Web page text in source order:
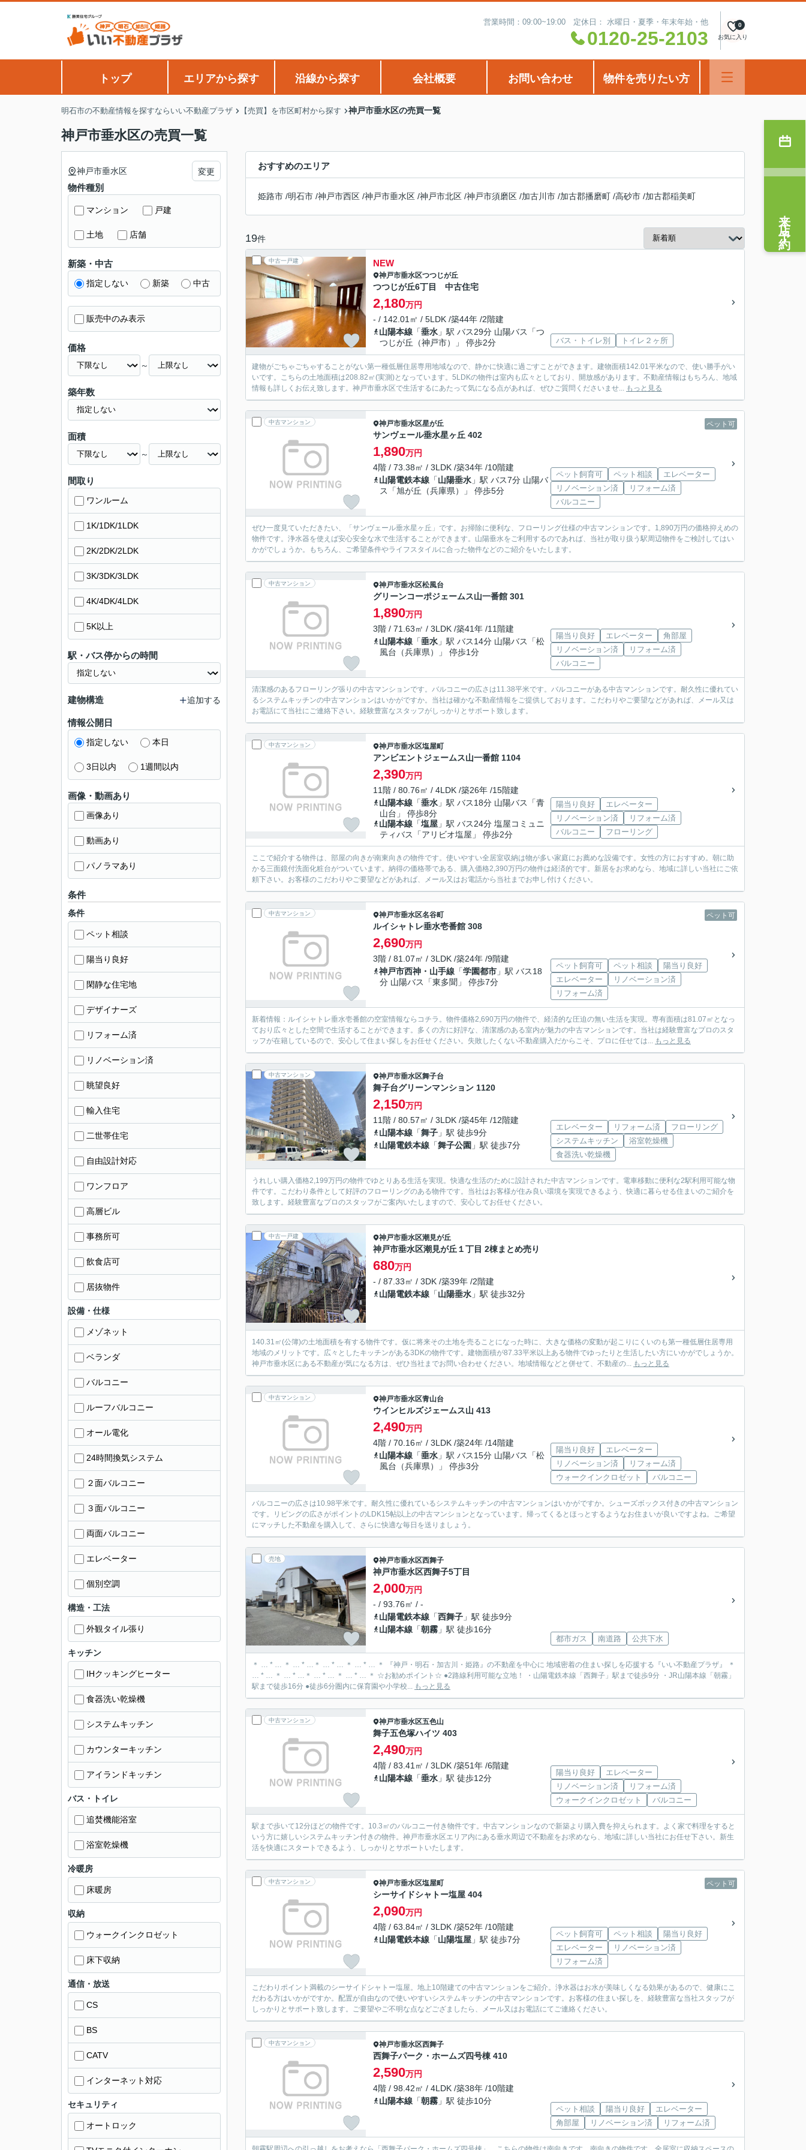
営業時間：09:00~19:00 定休日： 水曜日・夏季・年末年始・他
0120-25-2103 お気に入り
0
トップ エリアから探す 沿線から探す 会社概要 お問い合わせ 物件を売りたい方
明石市の不動産情報を探すならいい不動産プラザ 【売買】を市区町村から探す 神戸市垂水区の売買一覧
神戸市垂水区の売買一覧
おすすめのエリア
姫路市 /明石市 /神戸市西区 /神戸市垂水区 /神戸市北区 /神戸市須磨区 /加古川市 /加古郡播磨町 /高砂市 /加古郡稲美町
19件
中古一戸建 NEW
神戸市垂水区つつじが丘
つつじが丘6丁目 中古住宅
2,180万円
- / 142.01㎡ / 5LDK /築44年 /2階建
山陽本線 「垂水 」駅 バス29分 山陽バス「つ
つじが丘（神戸市）」 停歩2分
バス・トイレ別 トイレ２ヶ所
建物がごちゃごちゃすることがない第一種低層住居専用地域なので、静かに快適に過ごすことができます。建物面積142.01平米なので、使い勝手がい
いです。こちらの土地面積は208.82㎡(実測)となっています。5LDKの物件は室内も広々としており、開放感があります。不動産情報はもちろん、地域
情報も詳しくお伝え致します。神戸市垂水区で生活するにあたって気になる点があれば、ぜひご質問くださいませ... もっと見る
中古マンション ペット可
神戸市垂水区星が丘
サンヴェール垂水星ヶ丘 402
1,890万円
4階 / 73.38㎡ / 3LDK /築34年 /10階建
山陽電鉄本線 「山陽垂水 」駅 バス7分 山陽バ
ス「旭が丘（兵庫県）」 停歩5分
ペット飼育可 ペット相談
エレベーター
リノベーション済
リフォーム済
バルコニー
ぜひ一度見ていただきたい、「サンヴェール垂水星ヶ丘」です。お掃除に便利な、フローリング仕様の中古マンションです。1,890万円の価格抑えめの
物件です。浄水器を使えば安心安全な水で生活することができます。山陽垂水をご利用するのであれば、当社が取り扱う駅周辺物件をご検討してはい
かがでしょうか。もちろん、ご希望条件やライフスタイルに合った物件などのご紹介をいたします。
中古マンション 神戸市垂水区松風台
グリーンコーポジェームス山一番館 301
1,890万円
3階 / 71.63㎡ / 3LDK /築41年 /11階建
山陽本線 「垂水 」駅 バス14分 山陽バス「松
風台（兵庫県）」 停歩1分
陽当り良好 エレベーター
角部屋
リノベーション済
リフォーム済
バルコニー
清潔感のあるフローリング張りの中古マンションです。バルコニーの広さは11.38平米です。バルコニーがある中古マンションです。耐久性に優れてい
るシステムキッチンの中古マンションはいかがですか。当社は確かな不動産情報をご提供しております。こだわりやご要望などがあれば、メール又は
お電話にて当社にご連絡下さい。経験豊富なスタッフがしっかりとサポート致します。
中古マンション 神戸市垂水区塩屋町
アンビエントジェームス山一番館 1104
2,390万円
11階 / 80.76㎡ / 4LDK /築26年 /15階建
山陽本線 「垂水 」駅 バス18分 山陽バス「青
山台」 停歩8分
山陽本線 「塩屋 」駅 バス24分 塩屋コミュニ
ティバス「アリビオ塩屋」 停歩2分
陽当り良好
エレベーター
リノベーション済
リフォーム済
バルコニー
フローリング
ここで紹介する物件は、部屋の向きが南東向きの物件です。使いやすい全居室収納は物が多い家庭にお薦めな設備です。女性の方におすすめ。朝に助
かる三面鏡付洗面化粧台がついています。納得の価格帯である、購入価格2,390万円の物件は経済的です。新居をお求めなら、地域に詳しい当社にご依
頼下さい。お客様のこだわりやご要望などがあれば、メール又はお電話から当社までお申し付けください。
中古マンション ペット可
神戸市垂水区名谷町
ルイシャトレ垂水壱番館 308
2,690万円
3階 / 81.07㎡ / 3LDK /築24年 /9階建
神戸市西神・山手線 「学園都市 」駅 バス18
分 山陽バス「東多聞」 停歩7分
ペット飼育可 ペット相談
陽当り良好
エレベーター
リノベーション済
リフォーム済
新着情報：ルイシャトレ垂水壱番館の空室情報ならコチラ。物件価格2,690万円の物件で、経済的な圧迫の無い生活を実現。専有面積は81.07㎡となっ
ており広々とした空間で生活することができます。多くの方に好評な、清潔感のある室内が魅力の中古マンションです。当社は経験豊富なプロのスタ
ッフが在籍しているので、安心して住まい探しをお任せください。失敗したくない不動産購入だからこそ、プロに任せては... もっと見る
中古マンション 神戸市垂水区舞子台
舞子台グリーンマンション 1120
2,150万円
11階 / 80.57㎡ / 3LDK /築45年 /12階建
山陽本線 「舞子 」駅 徒歩9分
山陽電鉄本線 「舞子公園 」駅 徒歩7分
エレベーター リフォーム済
フローリング
システムキッチン
浴室乾燥機
食器洗い乾燥機
うれしい購入価格2,199万円の物件でゆとりある生活を実現。快適な生活のために設計された中古マンションです。電車移動に便利な2駅利用可能な物
件です。こだわり条件として好評のフローリングのある物件です。当社はお客様が住み良い環境を実現できるよう、快適に暮らせる住まいのご紹介を
致します。経験豊富なプロのスタッフがご案内いたしますので、安心してお任せください。
中古一戸建 神戸市垂水区潮見が丘
神戸市垂水区潮見が丘１丁目 2棟まとめ売り
680万円
- / 87.33㎡ / 3DK /築39年 /2階建
山陽電鉄本線 「山陽垂水 」駅 徒歩32分
140.31㎡(公簿)の土地面積を有する物件です。仮に将来その土地を売ることになった時に、大きな価格の変動が起こりにくいのも第一種低層住居専用
地域のメリットです。広々としたキッチンがある3DKの物件です。建物面積が87.33平米以上ある物件でゆったりと生活したい方にいかがでしょうか。
神戸市垂水区にある不動産が気になる方は、ぜひ当社までお問い合わせください。地域情報などと併せて、不動産の... もっと見る
中古マンション 神戸市垂水区青山台
ウインヒルズジェームス山 413
2,490万円
4階 / 70.16㎡ / 3LDK /築24年 /14階建
山陽本線 「垂水 」駅 バス15分 山陽バス「松
風台（兵庫県）」 停歩3分
陽当り良好
エレベーター
リノベーション済
リフォーム済
ウォークインクロゼット
バルコニー
バルコニーの広さは10.98平米です。耐久性に優れているシステムキッチンの中古マンションはいかがですか。シューズボックス付きの中古マンション
です。リビングの広さがポイントのLDK15帖以上の中古マンションとなっています。帰ってくるとほっとするようなお住まいが良いですよね。ご希望
にマッチした不動産を購入して、さらに快適な毎日を送りましょう。
売地 神戸市垂水区西舞子
神戸市垂水区西舞子5丁目
2,000万円
- / 93.76㎡ / -
山陽電鉄本線 「西舞子 」駅 徒歩9分
山陽本線 「朝霧 」駅 徒歩16分
都市ガス 南道路 公共下水
＊ … * … ＊ … * …＊ … * … ＊ … * … ＊ 『神戸・明石・加古川・姫路』の不動産を中心に 地域密着の住まい探しを応援する『いい不動産プラザ』 ＊
… * … ＊ … * …＊ … * … ＊ … * … ＊ ☆お勧めポイント☆ ●2路線利用可能な立地！ ・山陽電鉄本線「西舞子」駅まで徒歩9分 ・JR山陽本線「朝霧」
駅まで徒歩16分 ●徒歩6分圏内に保育園や小学校... もっと見る
中古マンション 神戸市垂水区五色山
舞子五色塚ハイツ 403
2,490万円
4階 / 83.41㎡ / 3LDK /築51年 /6階建
山陽本線 「垂水 」駅 徒歩12分
陽当り良好
エレベーター
リノベーション済
リフォーム済
ウォークインクロゼット
バルコニー
駅まで歩いて12分ほどの物件です。10.3㎡のバルコニー付き物件です。中古マンションなので新築より購入費を抑えられます。よく家で料理をすると
いう方に嬉しいシステムキッチン付きの物件。神戸市垂水区エリア内にある垂水周辺で不動産をお求めなら、地域に詳しい当社にお任せ下さい。新生
活を快適にスタートできるよう、しっかりとサポートいたします。
中古マンション ペット可
神戸市垂水区塩屋町
シーサイドシャトー塩屋 404
2,090万円
4階 / 63.84㎡ / 3LDK /築52年 /10階建
山陽電鉄本線 「山陽塩屋 」駅 徒歩7分
ペット飼育可 ペット相談
陽当り良好
エレベーター
リノベーション済
リフォーム済
こだわりポイント満載のシーサイドシャトー塩屋。地上10階建ての中古マンションをご紹介。浄水器はお水が美味しくなる効果があるので、健康にこ
だわる方はいかがですか。配置が自由なので使いやすいシステムキッチンの中古マンションです。お客様の住まい探しを、経験豊富な当社スタッフが
しっかりとサポート致します。ご要望やご不明な点などござましたら、メール又はお電話にてご連絡ください。
中古マンション 神戸市垂水区西舞子
西舞子パーク・ホームズ四号棟 410
2,590万円
4階 / 98.42㎡ / 4LDK /築38年 /10階建
山陽本線 「朝霧 」駅 徒歩10分
ペット相談 陽当り良好
エレベーター
角部屋
リノベーション済 リフォーム済
神戸市垂水区 変更
物件種別
マンション 戸建
土地 店舗
新築・中古
指定しない 新築 中古
販売中のみ表示
価格
～
築年数
面積
～
間取り
ワンルーム
1K/1DK/1LDK
2K/2DK/2LDK
3K/3DK/3LDK
4K/4DK/4LDK
5K以上
駅・バス停からの時間
建物構造 追加する
情報公開日
指定しない 本日
3日以内 1週間以内
画像・動画あり
画像あり
動画あり
パノラマあり
条件
条件
ペット相談
陽当り良好
閑静な住宅地
デザイナーズ
リフォーム済
リノベーション済
眺望良好
輸入住宅
二世帯住宅
自由設計対応
ワンフロア
高層ビル
事務所可
飲食店可
居抜物件
設備・仕様
メゾネット
ベランダ
バルコニー
ルーフバルコニー
オール電化
24時間換気システム
２面バルコニー
３面バルコニー
両面バルコニー
エレベーター
個別空調
構造・工法
外観タイル張り
キッチン
IHクッキングヒーター
食器洗い乾燥機
システムキッチン
カウンターキッチン
アイランドキッチン
バス・トイレ
追焚機能浴室
浴室乾燥機
冷暖房
床暖房
収納
ウォークインクロゼット
床下収納
通信・放送
CS
BS
CATV
インターネット対応
セキュリティ
オートロック
来店予約